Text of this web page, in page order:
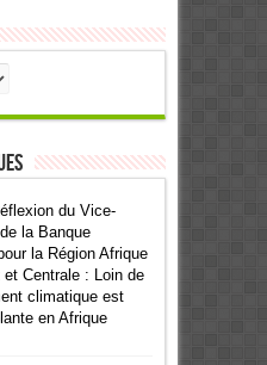
du Vice-
la Banque
la Région Afrique
et Centrale : Loin de
climatique est
en Afrique